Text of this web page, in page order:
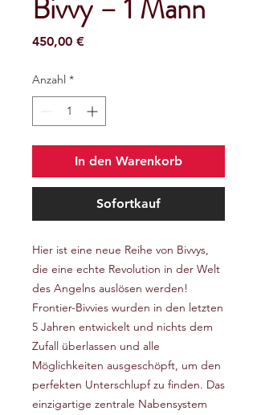
Bivvy – 1 Mann
450,00 €Preis
Anzahl *
In den Warenkorb
Sofortkauf
Hier ist eine neue Reihe von Bivvys,
die eine echte Revolution in der Welt
des Angelns auslösen werden!
Frontier-Bivvies wurden in den letzten
5 Jahren entwickelt und nichts dem
Zufall überlassen und alle
Möglichkeiten ausgeschöpft, um den
perfekten Unterschlupf zu finden. Das
einzigartige zentrale Nabensystem